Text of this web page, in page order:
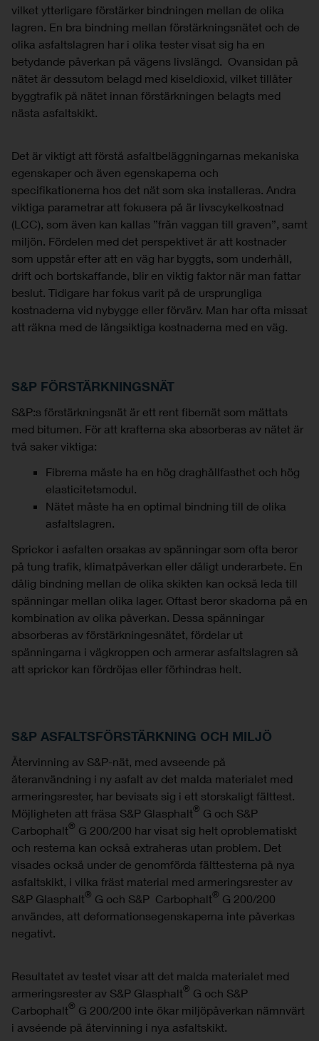
vilket ytterligare förstärker bindningen mellan de olika
lagren. En bra bindning mellan förstärkningsnätet och de
olika asfaltslagren har i olika tester visat sig ha en
betydande påverkan på vägens livslängd. Ovansidan på
nätet är dessutom belagd med kiseldioxid, vilket tillåter
byggtrafik på nätet innan förstärkningen belagts med
nästa asfaltskikt.
Det är viktigt att förstå asfaltbeläggningarnas mekaniska
egenskaper och även egenskaperna och
specifikationerna hos det nät som ska installeras. Andra
viktiga parametrar att fokusera på är livscykelkostnad
(LCC), som även kan kallas ”från vaggan till graven”, samt
miljön. Fördelen med det perspektivet är att kostnader
som uppstår efter att en väg har byggts, som underhåll,
drift och bortskaffande, blir en viktig faktor när man fattar
beslut. Tidigare har fokus varit på de ursprungliga
kostnaderna vid nybygge eller förvärv. Man har ofta missat
att räkna med de långsiktiga kostnaderna med en väg.
S&P FÖRSTÄRKNINGSNÄT
S&P:s förstärkningsnät är ett rent fibernät som mättats
med bitumen. För att krafterna ska absorberas av nätet är
två saker viktiga:
Fibrerna måste ha en hög draghållfasthet och hög
elasticitetsmodul.
Nätet måste ha en optimal bindning till de olika
asfaltslagren.
Sprickor i asfalten orsakas av spänningar som ofta beror
på tung trafik, klimatpåverkan eller dåligt underarbete. En
dålig bindning mellan de olika skikten kan också leda till
spänningar mellan olika lager. Oftast beror skadorna på en
kombination av olika påverkan. Dessa spänningar
absorberas av förstärkningesnätet, fördelar ut
spänningarna i vägkroppen och armerar asfaltslagren så
att sprickor kan fördröjas eller förhindras helt.
S&P ASFALTSFÖRSTÄRKNING OCH MILJÖ
Återvinning av S&P-nät, med avseende på
återanvändning i ny asfalt av det malda materialet med
armeringsrester, har bevisats sig i ett storskaligt fälttest.
Möjligheten att fräsa S&P Glasphalt® G och S&P
Carbophalt® G 200/200 har visat sig helt oproblematiskt
och resterna kan också extraheras utan problem. Det
visades också under de genomförda fälttesterna på nya
asfaltskikt, i vilka fräst material med armeringsrester av
S&P Glasphalt® G och S&P Carbophalt® G 200/200
användes, att deformationsegenskaperna inte påverkas
negativt.
Resultatet av testet visar att det malda materialet med
armeringsrester av S&P Glasphalt® G och S&P
Carbophalt® G 200/200 inte ökar miljöpåverkan nämnvärt
i avséende på återvinning i nya asfaltskikt.